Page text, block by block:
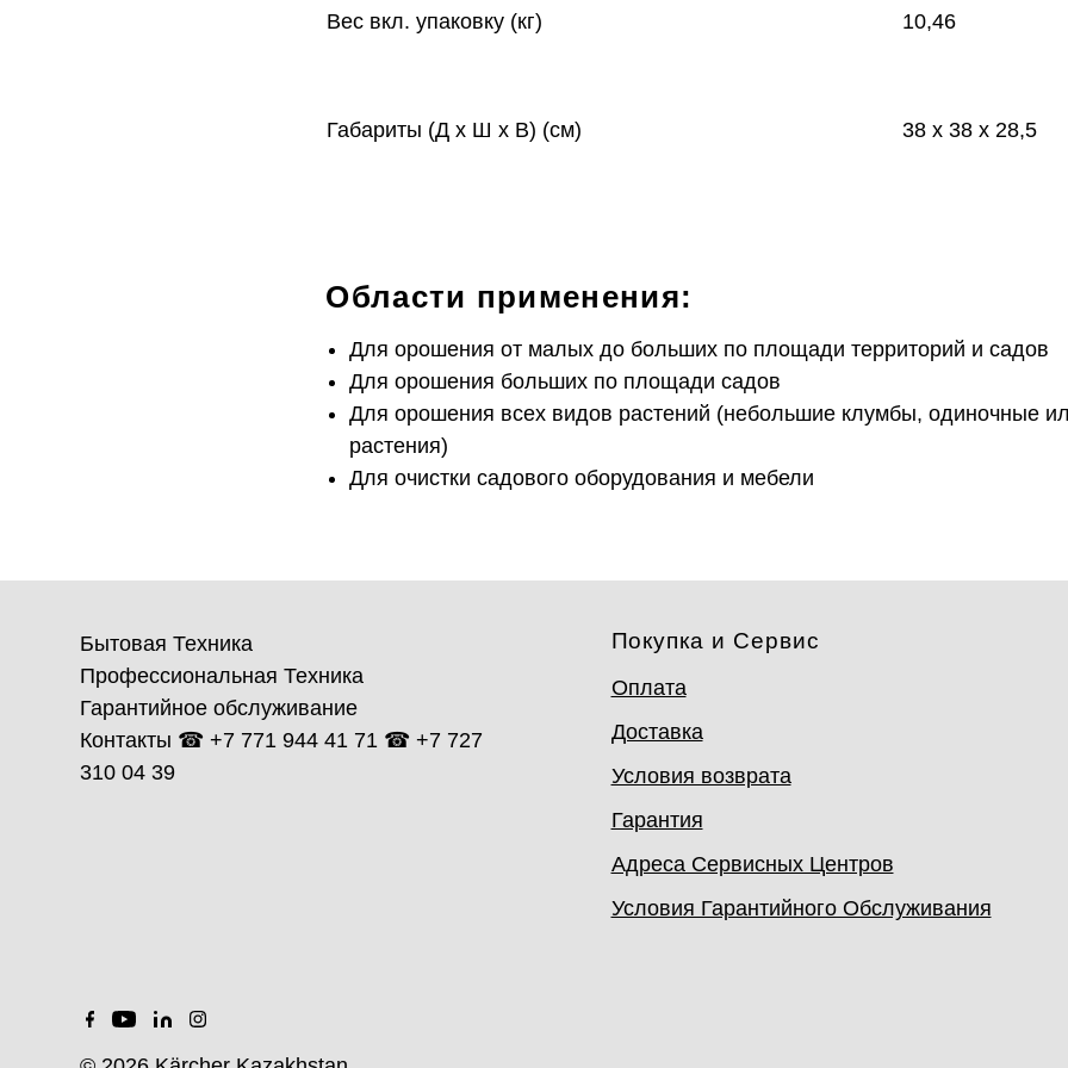
Вес вкл. упаковку (кг) 10,46
Габариты (Д x Ш x В) (см) 38 x 38 x 28,5
Области применения:
Для орошения от малых до больших по площади территорий и садов
Для орошения больших по площади садов
Для орошения всех видов растений (небольшие клумбы, одиночные
растения)
Для очистки садового оборудования и мебели
Бытовая Техника
Профессиональная Техника
Гарантийное обслуживание
Контакты ☎ +7 771 944 41 71 ☎ +7 727
310 04 39
Покупка и Сервис
Оплата
Доставка
Условия возврата
Гарантия
Адреса Сервисных Центров
Условия Гарантийного Обслуживания